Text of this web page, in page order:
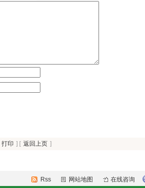
打印 ] [ 返回上页 ]
Rss 网站地图 在线咨询